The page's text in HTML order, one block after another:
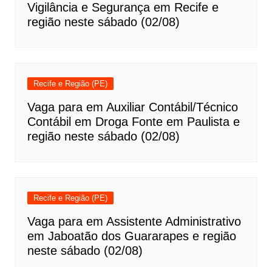
Vigilância e Segurança em Recife e
região neste sábado (02/08)
Recife e Região (PE)
Vaga para em Auxiliar Contábil/Técnico
Contábil em Droga Fonte em Paulista e
região neste sábado (02/08)
Recife e Região (PE)
Vaga para em Assistente Administrativo
em Jaboatão dos Guararapes e região
neste sábado (02/08)